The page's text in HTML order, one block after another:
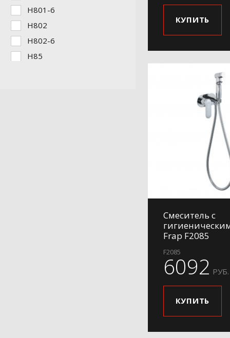
H801-6
H802
H802-6
H85
КУПИТЬ
Смеситель с
Frap F2085
F2085
6092 РУБ.
КУПИТЬ